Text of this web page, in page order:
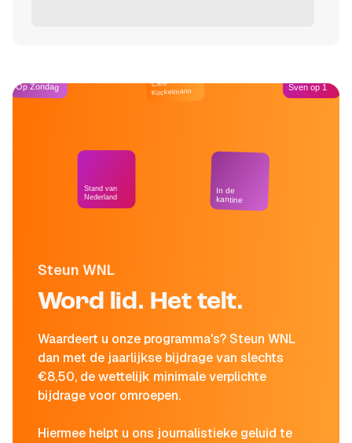
Steun WNL
Word lid. Het telt.
Waardeert u onze programma's? Steun WNL
dan met de jaarlijkse bijdrage van slechts
€8,50, de wettelijk minimale verplichte
bijdrage voor omroepen.
Hiermee helpt u ons journalistieke geluid te
Op Zondag
Stand van
Nederland
Café
Kockelmann
In de
kantine
Sven op 1